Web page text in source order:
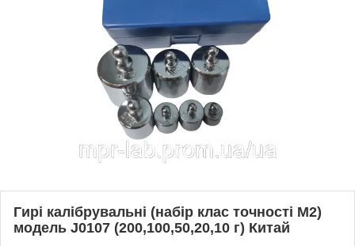
Гирі калібрувальні (набір клас точності М2)
модель J0107 (200,100,50,20,10 г) Китай